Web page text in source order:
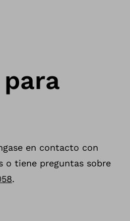
en contacto con
o tiene preguntas sobre
.